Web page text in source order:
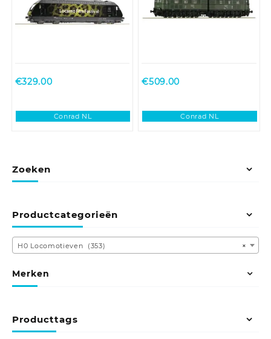
€329.00
Conrad NL
€509.00
Conrad NL
Zoeken
Productcategorieën
×
H0 Locomotieven (353)
Merken
Producttags